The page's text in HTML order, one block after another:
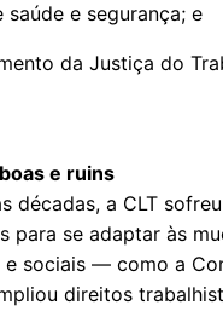
saúde e segurança; e
da Justiça do
e ruins
décadas, a CLT
para se adaptar às
e sociais — como a
direitos